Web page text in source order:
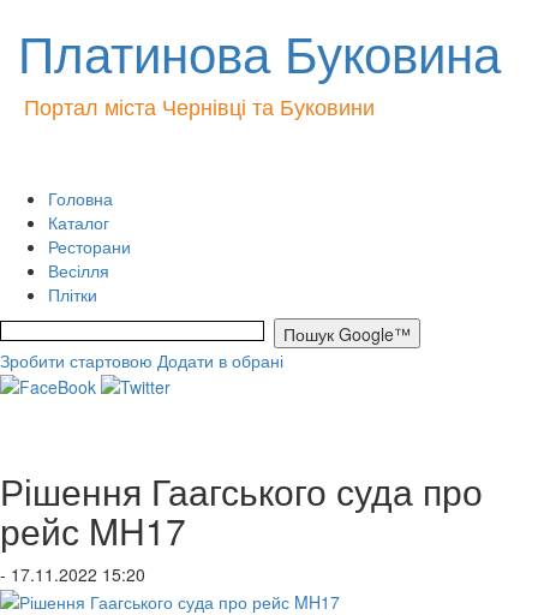
Платинова Буковина
Портал міста Чернівці та Буковини
Головна
Каталог
Ресторани
Весілля
Плітки
Зробити стартовою Додати в обрані
Рішення Гаагського суда про
рейс MH17
- 17.11.2022 15:20